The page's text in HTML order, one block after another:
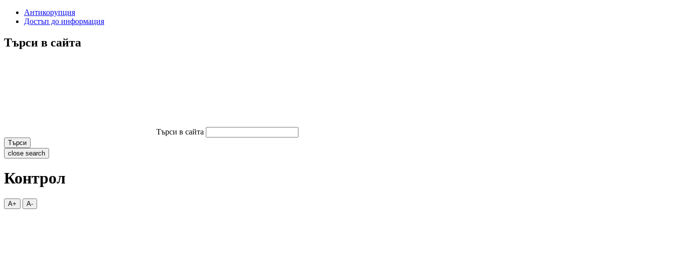
Антикорупция
Достъп до информация
Търси в сайта
Търси в сайта
Търси
close search
Контрол
A+ A-